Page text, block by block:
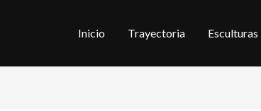
Inicio Trayectoria Esculturas